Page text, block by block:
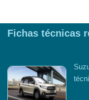
Fichas técnicas